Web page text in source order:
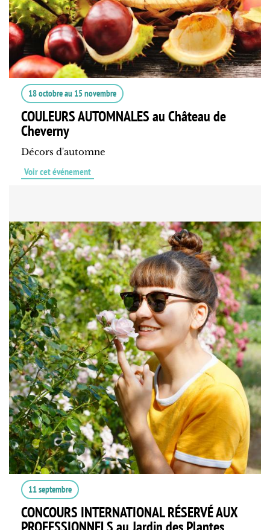
18 octobreau 15 novembre
COULEURS AUTOMNALES au Château de
Cheverny
Décors d'automne
Voir cet événement
11 septembre
CONCOURS INTERNATIONAL RÉSERVÉ AUX